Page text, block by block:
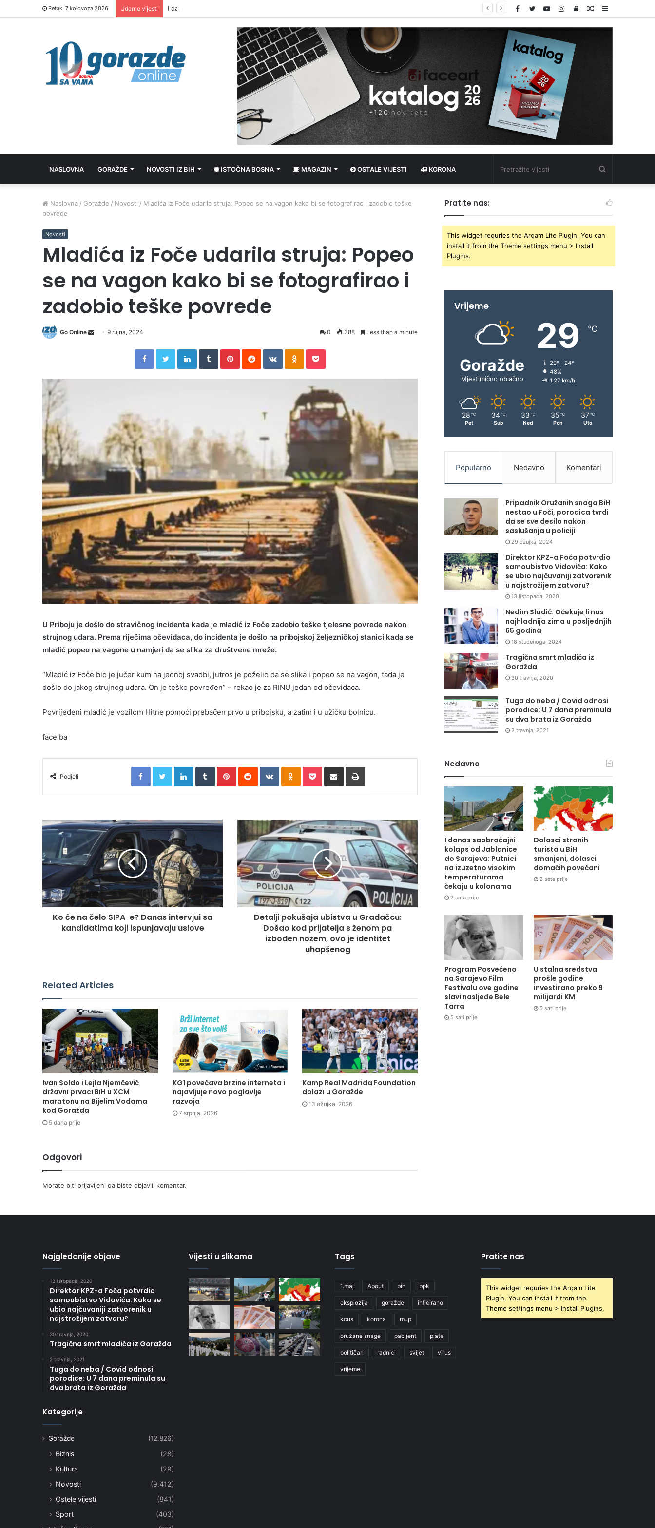
Petak, 7 kolovoza 2026 Udarne vijesti Sidebar
Random
Log
Instagram
YouTube
Twitter
Facebook
NASLOVNA GORAŽDE NOVOSTI IZ BIH ISTOČNA BOSNA MAGAZIN OSTALE VIJESTI KORONA
vijesti
Naslovna / Goražde / Novosti / Mladića iz Foče udarila struja: Popeo se na vagon kako bi se fotografirao i zadobio teške
povrede
Novosti
Mladića iz Foče udarila struja: Popeo
se na vagon kako bi se fotografirao i
zadobio teške povrede
Go Online
Send9 rujna, 2024 0 388 Less than a minute
FacebookTwitterLinkedInTumblrPinterestReddit VKontakteOdnoklassniki
Pocket
U Priboju je došlo do stravičnog incidenta kada je mladić iz Foče zadobio teške tjelesne povrede nakon
strujnog udara. Prema riječima očevidaca, do incidenta je došlo na pribojskoj željezničkoj stanici kada se
mladić popeo na vagone u namjeri da se slika za društvene mreže.
“Mladić iz Foče bio je jučer kum na jednoj svadbi, jutros je poželio da se slika i popeo se na vagon, tada je
došlo do jakog strujnog udara. On je teško povređen” – rekao je za RINU jedan od očevidaca.
Povrijeđeni mladić je vozilom Hitne pomoći prebačen prvo u pribojsku, a zatim i u užičku bolnicu.
face.ba
Podjeli
FacebookTwitterLinkedInTumblrPinterestReddit VKontakteOdnoklassniki
PocketPošalji putem e.mailaPrintaj
Ko će na čelo SIPA-e? Danas intervjui sa
kandidatima koji ispunjavaju uslove
Detalji pokušaja ubistva u Gradačcu:
Došao kod prijatelja s ženom pa
izboden nožem, ovo je identitet
uhapšenog
Related Articles
Ivan Soldo i Lejla Njemčević
državni prvaci BiH u XCM
maratonu na Bijelim Vodama
kod Goražda
5 dana prije
KG1 povećava brzine interneta i
najavljuje novo poglavlje
razvoja
7 srpnja, 2026
Kamp Real Madrida Foundation
dolazi u Goražde
13 ožujka, 2026
Odgovori
Morate biti prijavljeni da biste objavili komentar.
Pratite nas:
This widget requries the Arqam Lite Plugin, You can
install it from the Theme settings menu > Install
Plugins.
Vrijeme
Goražde
Mjestimično oblačno
29 ℃
29º - 24º
48%
1.27 km/h
28 ℃
Pet
34 ℃
Sub
33 ℃
Ned
35 ℃
Pon
37 ℃
Uto
Popularno Nedavno Komentari
Pripadnik Oružanih snaga BiH
nestao u Foči, porodica tvrdi
da se sve desilo nakon
saslušanja u policiji
29 ožujka, 2024
Direktor KPZ-a Foča potvrdio
samoubistvo Vidovića: Kako
se ubio najčuvaniji zatvorenik
u najstrožijem zatvoru?
13 listopada, 2020
Nedim Sladić: Očekuje li nas
najhladnija zima u posljednjih
65 godina
18 studenoga, 2024
Tragična smrt mladića iz
Goražda
30 travnja, 2020
Tuga do neba / Covid odnosi
porodice: U 7 dana preminula
su dva brata iz Goražda
2 travnja, 2021
Nedavno
I danas saobraćajni
kolaps od Jablanice
do Sarajeva: Putnici
na izuzetno visokim
temperaturama
čekaju u kolonama
2 sata prije
Dolasci stranih
turista u BiH
smanjeni, dolasci
domaćih povećani
2 sata prije
Program Posvećeno
na Sarajevo Film
Festivalu ove godine
slavi nasljeđe Bele
Tarra
5 sati prije
U stalna sredstva
prošle godine
investirano preko 9
milijardi KM
5 sati prije
Najgledanije objave
13 listopada, 2020
Direktor KPZ-a Foča potvrdio
samoubistvo Vidovića: Kako se
ubio najčuvaniji zatvorenik u
najstrožijem zatvoru?
30 travnja, 2020
Tragična smrt mladića iz Goražda
2 travnja, 2021
Tuga do neba / Covid odnosi
porodice: U 7 dana preminula su
dva brata iz Goražda
Kategorije
Goražde (12.826)
Biznis
(28)
Kultura
(29)
Novosti
(9.412)
Ostele vijesti
(841)
Sport
(403)
Vijesti u slikama Tags
1.maj About bih bpk
eksplozija goražde inficirano
kcus korona mup
oružane snage pacijent plate
političari radnici svijet virus
vrijeme
Pratite nas
This widget requries the Arqam Lite
Plugin, You can install it from the
Theme settings menu > Install Plugins.